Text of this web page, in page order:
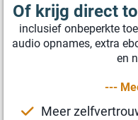
Of krijg direct
inclusief onbeperkte
audio opnames, extra
en
---
Meer